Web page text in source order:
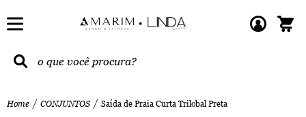
Home CONJUNTOS Saída de Praia Curta Trilobal Preta